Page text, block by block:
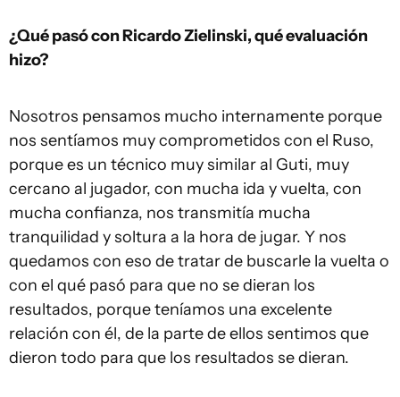
¿Qué pasó con Ricardo Zielinski, qué evaluación
hizo?
Nosotros pensamos mucho internamente porque
nos sentíamos muy comprometidos con el Ruso,
porque es un técnico muy similar al Guti, muy
cercano al jugador, con mucha ida y vuelta, con
mucha confianza, nos transmitía mucha
tranquilidad y soltura a la hora de jugar. Y nos
quedamos con eso de tratar de buscarle la vuelta o
con el qué pasó para que no se dieran los
resultados, porque teníamos una excelente
relación con él, de la parte de ellos sentimos que
dieron todo para que los resultados se dieran.